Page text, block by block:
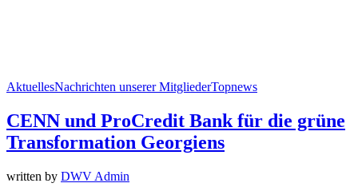
AktuellesNachrichten unserer MitgliederTopnews
CENN und ProCredit Bank für die grüne
Transformation Georgiens
written by DWV Admin